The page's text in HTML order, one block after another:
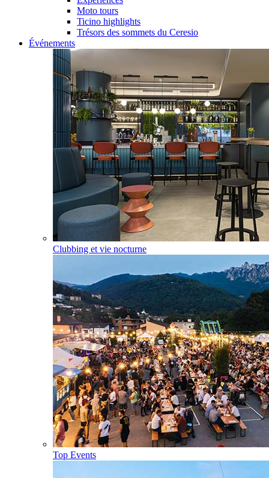
Moto tours
Ticino highlights
Trésors des sommets du Ceresio
Événements
Clubbing et vie nocturne
Top Events